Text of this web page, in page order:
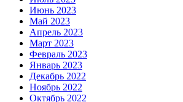
Июнь 2023
Май 2023
Апрель 2023
Март 2023
Февраль 2023
Январь 2023
Декабрь 2022
Ноябрь 2022
Октябрь 2022